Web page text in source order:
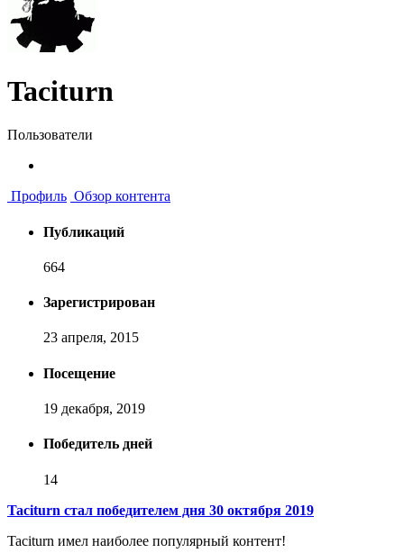
Taciturn
Пользователи
Профиль Обзор контента
Публикаций
664
Зарегистрирован
23 апреля, 2015
Посещение
19 декабря, 2019
Победитель дней
14
Taciturn стал победителем дня 30 октября 2019
Taciturn имел наиболее популярный контент!